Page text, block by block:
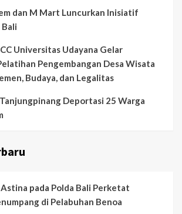
dan M Mart Luncurkan Inisiatif
Bali
Universitas Udayana Gelar
Pengembangan Desa Wisata
Budaya, dan Legalitas
Deportasi 25 Warga
Astina pada Polda Bali Perketat
di Pelabuhan Benoa